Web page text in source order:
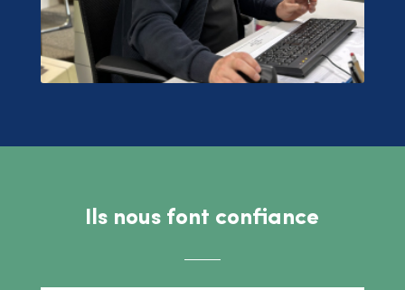
Ils nous font confiance